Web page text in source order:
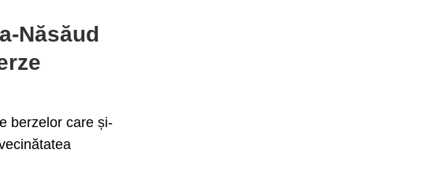
Năsăud
berzelor care și-